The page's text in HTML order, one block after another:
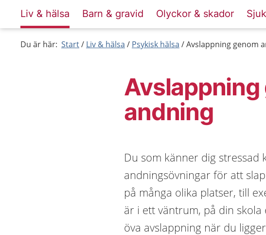
Liv & hälsa Barn & gravid Olyckor & skador
Du är här: Start Liv & hälsa Psykisk hälsa Avslappning genom
Avslappning
andning
Du som känner dig stressad
andningsövningar för att
på många olika platser, till
är i ett väntrum, på din
öva avslappning när du